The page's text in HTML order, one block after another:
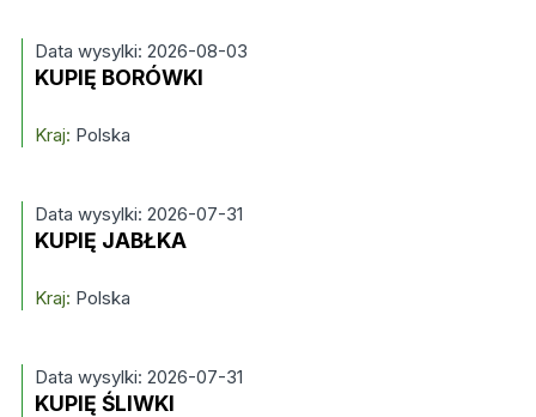
Data wysylki: 2026-08-03
KUPIĘ BORÓWKI
Kraj: Polska
Data wysylki: 2026-07-31
KUPIĘ JABŁKA
Kraj: Polska
Data wysylki: 2026-07-31
KUPIĘ ŚLIWKI